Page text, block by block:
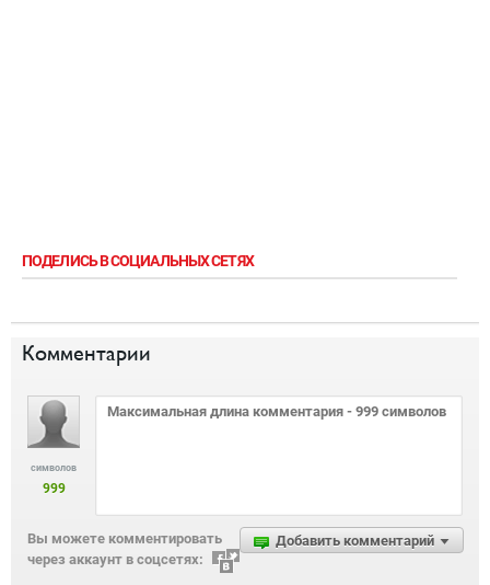
ПОДЕЛИСЬ В СОЦИАЛЬНЫХ СЕТЯХ
Комментарии
символов
999
Добавить комментарий
Вы можете комментировать
через аккаунт в соцсетях: